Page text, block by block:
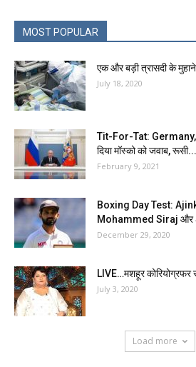
MOST POPULAR
एक और बड़ी त्रासदी के
July 18, 2020
Tit-For-Tat:
दिया मॉस्को को जवाब, रूसी...
February 9, 2021
Boxing Day Test:
Mohammed Siraj और
December 29, 2020
LIVE…मशहूर कोरियोग्रफर
July 3, 2020
Load more